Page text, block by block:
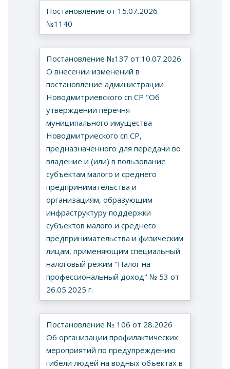
Постановление от 15.07.2026
№1140
Постановление №137 от 10.07.2026
О внесении изменений в
постановление администрации
Новодмитриевского сп СР "Об
утверждении перечня
муниципального имущества
Новодмитриеского сп СР,
предназначенного для передачи во
владение и (или) в пользование
субъектам малого и среднего
предпринимательства и
организациям, образующим
инфраструктуру поддержки
субъектов малого и среднего
предпринимательства и физическим
лицам, применяющим специальный
налоговый режим "Налог на
профессиональный доход" № 53 от
26.05.2025 г.
Постановление № 106 от 28.2026
Об организации профилактических
мероприятий по предупреждению
гибели людей на водных объектах в